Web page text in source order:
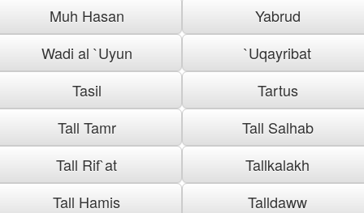
Muh Hasan
Yabrud
Wadi al `Uyun
`Uqayribat
Tasil
Tartus
Tall Tamr
Tall Salhab
Tall Rif`at
Tallkalakh
Tall Hamis
Talldaww